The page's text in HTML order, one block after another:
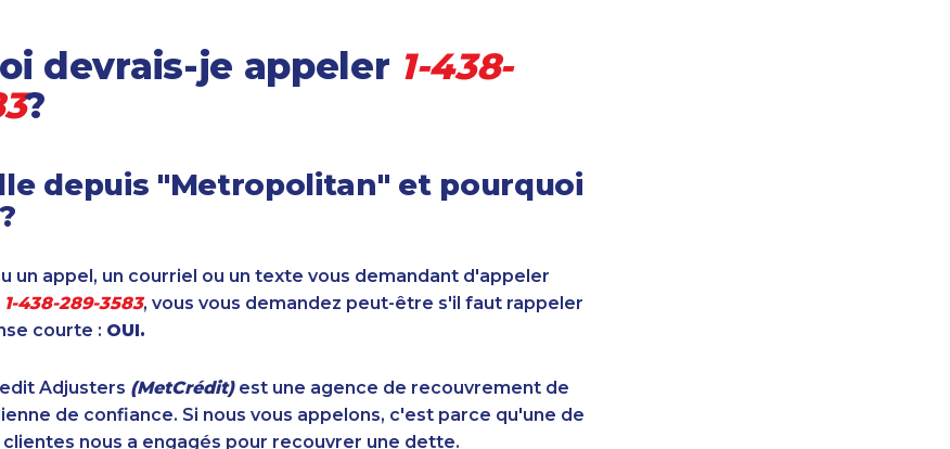
devrais-je appeler 1-438-
?
depuis "Metropolitan" et pourquoi
un appel, un courriel ou un texte vous demandant d'appeler
1-438-289-3583, vous vous demandez peut-être s'il faut rappeler
courte : OUI.
Adjusters (MetCrédit)est une agence de recouvrement de
de confiance. Si nous vous appelons, c'est parce qu'une de
nous a engagés pour recouvrer une dette.